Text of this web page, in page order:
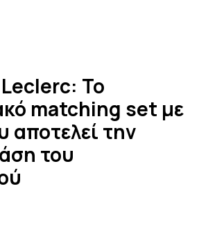
Το
matching set με
αποτελεί την
του